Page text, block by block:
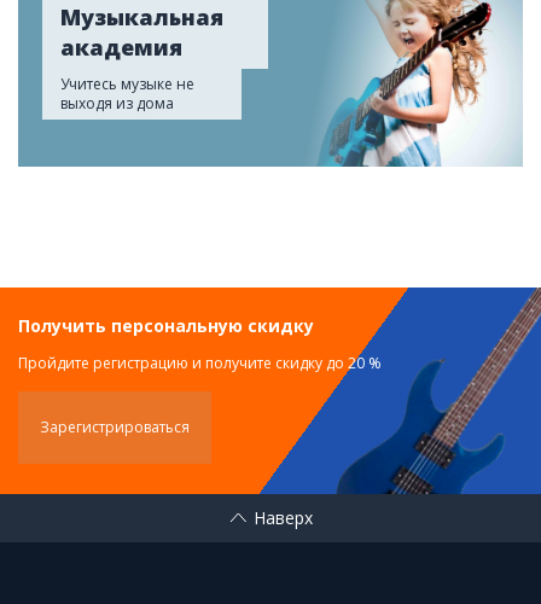
Музыкальная
академия
Учитесь музыке не
выходя из дома
Получить персональную скидку
Пройдите регистрацию и получите скидку до 20 %
Зарегистрироваться
Наверх